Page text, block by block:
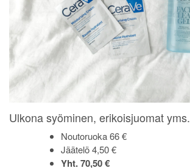
Ulkona syöminen, erikoisjuomat yms.
Noutoruoka 66 €
Jäätelö 4,50 €
Yht. 70,50 €